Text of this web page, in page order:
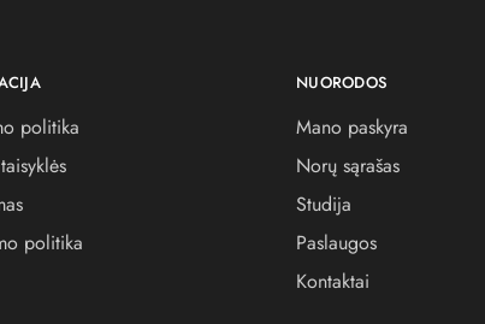
politika
politika
NUORODOS
Mano paskyra
Norų sąrašas
Studija
Paslaugos
Kontaktai